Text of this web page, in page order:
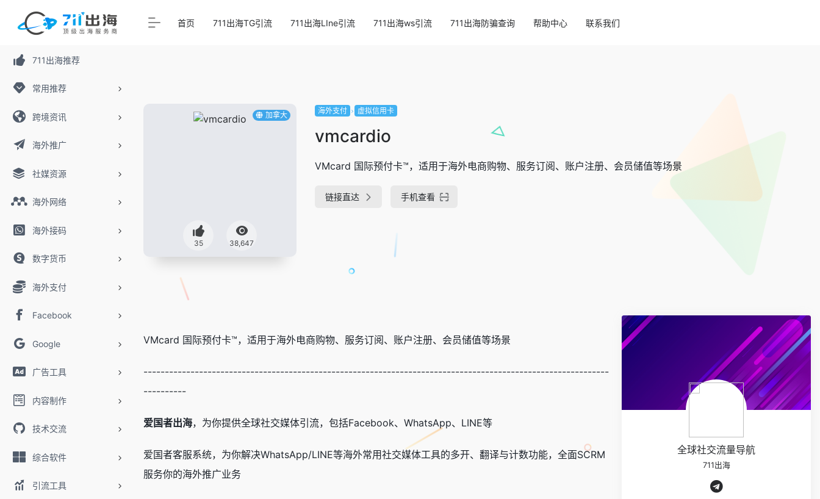
711出海推荐
常用推荐
跨境资讯
海外推广
社媒资源
海外网络
海外接码
数字货币
海外支付
Facebook
Google
广告工具
内容制作
技术交流
综合软件
引流工具
首页 711出海TG引流 711出海LIne引流 711出海ws引流 711出海防骗查询 帮助中心 联系我们
加拿大
35 38,647
海外支付 虚拟信用卡
vmcardio
VMcard 国际预付卡™，适用于海外电商购物、服务订阅、账户注册、会员储值等场景
链接直达 手机查看
VMcard 国际预付卡™，适用于海外电商购物、服务订阅、账户注册、会员储值等场景
-------------------------------------------------------------------------------------------------------------
----------
爱国者出海，为你提供全球社交媒体引流，包括Facebook、WhatsApp、LINE等
爱国者客服系统，为你解决WhatsApp/LINE等海外常用社交媒体工具的多开、翻译与计数功能，全面SCRM
服务你的海外推广业务
全球社交流量导航
711出海